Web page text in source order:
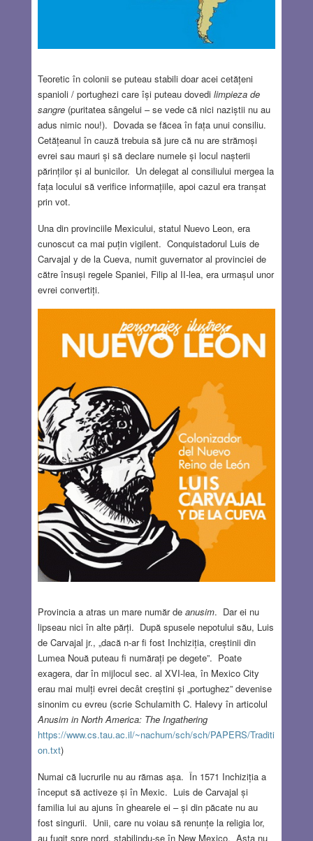
Teoretic în colonii se puteau stabili doar acei cetățeni
spanioli / portughezi care își puteau dovedi limpieza de
sangre(puritatea sângelui – se vede că nici naziștii nu au
adus nimic nou!). Dovada se făcea în fața unui consiliu.
Cetățeanul în cauză trebuia să jure că nu are strămoși
evrei sau mauri și să declare numele și locul nașterii
părinților și al bunicilor. Un delegat al consiliului mergea la
fața locului să verifice informațiile, apoi cazul era tranșat
prin vot.
Una din provinciile Mexicului, statul Nuevo Leon, era
cunoscut ca mai puțin vigilent. Conquistadorul Luis de
Carvajal y de la Cueva, numit guvernator al provinciei de
către însuși regele Spaniei, Filip al II-lea, era urmașul unor
evrei convertiți.
Provincia a atras un mare număr de anusim. Dar ei nu
lipseau nici în alte părți. După spusele nepotului său, Luis
de Carvajal jr., „dacă n-ar fi fost Inchiziția, creștinii din
Lumea Nouă puteau fi numărați pe degete”. Poate
exagera, dar în mijlocul sec. al XVI-lea, în Mexico City
erau mai mulți evrei decât creștini și „portughez” devenise
sinonim cu evreu (scrie Schulamith C. Halevy în articolul
Anusim in North America: The Ingathering
https://www.cs.tau.ac.il/~nachum/sch/sch/PAPERS/Traditi
on.txt)
Numai că lucrurile nu au rămas așa. În 1571 Inchiziția a
început să activeze și în Mexic. Luis de Carvajal și
familia lui au ajuns în ghearele ei – și din păcate nu au
fost singurii. Unii, care nu voiau să renunțe la religia lor,
au fugit spre nord, stabilindu-se în New Mexico. Asta nu